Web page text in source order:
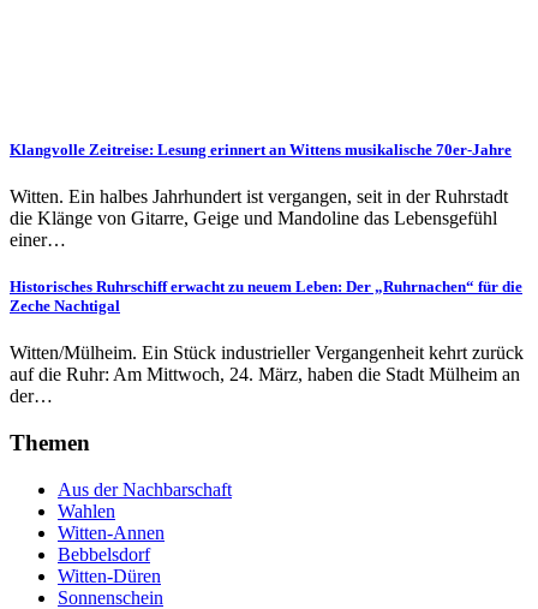
Klangvolle Zeitreise: Lesung erinnert an Wittens musikalische 70er-Jahre
Witten. Ein halbes Jahrhundert ist vergangen, seit in der Ruhrstadt
die Klänge von Gitarre, Geige und Mandoline das Lebensgefühl
einer…
Historisches Ruhrschiff erwacht zu neuem Leben: Der „Ruhrnachen“ für die
Zeche Nachtigal
Witten/Mülheim. Ein Stück industrieller Vergangenheit kehrt zurück
auf die Ruhr: Am Mittwoch, 24. März, haben die Stadt Mülheim an
der…
Themen
Aus der Nachbarschaft
Wahlen
Witten-Annen
Bebbelsdorf
Witten-Düren
Sonnenschein